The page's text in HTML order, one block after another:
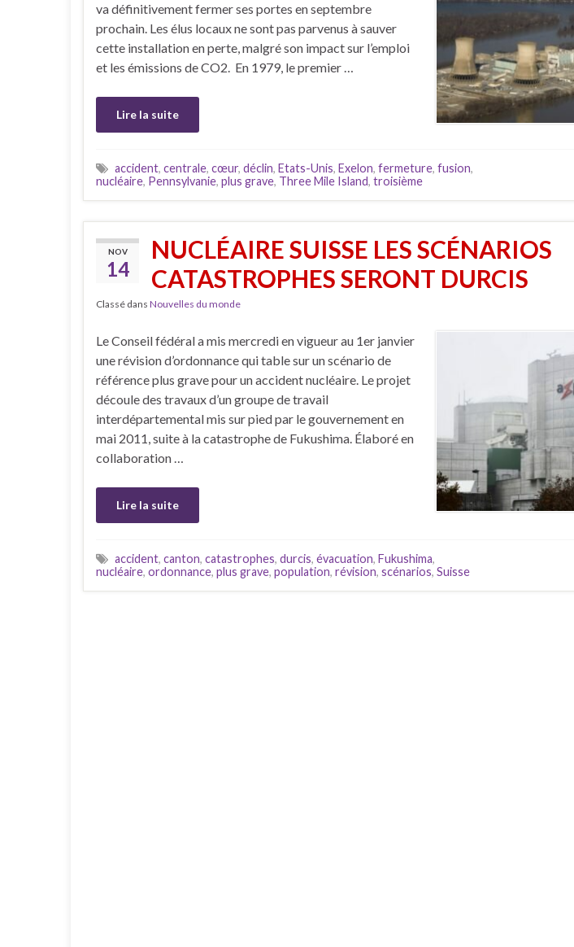
va définitivement fermer ses portes en septembre
prochain. Les élus locaux ne sont pas parvenus à sauver
cette installation en perte, malgré son impact sur l’emploi
et les émissions de CO2. En 1979, le premier …
Lire la suite
accident, centrale, cœur, déclin, Etats-Unis, Exelon, fermeture, fusion,
nucléaire, Pennsylvanie, plus grave, Three Mile Island, troisième
NOV
14
NUCLÉAIRE SUISSE LES SCÉNARIOS
CATASTROPHES SERONT DURCIS
Classé dans Nouvelles du monde
Le Conseil fédéral a mis mercredi en vigueur au 1er janvier
une révision d’ordonnance qui table sur un scénario de
référence plus grave pour un accident nucléaire. Le projet
découle des travaux d’un groupe de travail
interdépartemental mis sur pied par le gouvernement en
mai 2011, suite à la catastrophe de Fukushima. Élaboré en
collaboration …
Lire la suite
accident, canton, catastrophes, durcis, évacuation, Fukushima,
nucléaire, ordonnance, plus grave, population, révision, scénarios, Suisse